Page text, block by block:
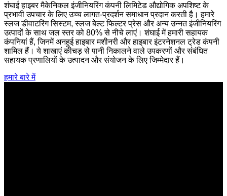
शंघाई हाइबर मैकेनिकल इंजीनियरिंग कंपनी लिमिटेड औद्योगिक अपशिष्ट के
प्रभावी उपचार के लिए उच्च लागत-प्रदर्शन समाधान प्रदान करती है। हमारे
स्लज डीवाटरिंग सिस्टम, स्लज बेल्ट फिल्टर प्रेस और अन्य उन्नत इंजीनियरिंग
उत्पादों के साथ जल स्तर को 80% से नीचे लाएं। शंघाई में हमारी सहायक
कंपनियां हैं, जिनमें अनहुई हाइबार मशीनरी और हाइबार इंटरनेशनल ट्रेड कंपनी
शामिल हैं। ये शाखाएं कीचड़ से पानी निकालने वाले उपकरणों और संबंधित
सहायक प्रणालियों के उत्पादन और संयोजन के लिए जिम्मेदार हैं।
हमारे बारे में